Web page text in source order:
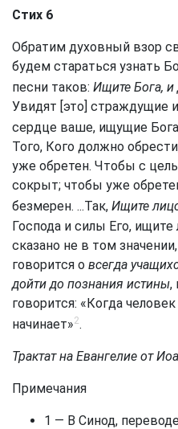
Стих 6
Обратим духовный взор
будем стараться узнать
песни таков: Ищите Бога,
Увидят [это] страждущие
сердце ваше, ищущие
Того, Кого должно
уже обретен. Чтобы с
сокрыт; чтобы уже
безмерен. ...Так, Ищите
Господа и силы Его, ищите
сказано не в том
говорится о всегда
дойти до познания истины,
говорится: «Когда
начинает»2.
Трактат на Евангелие от
Примечания
1 — В Синод,